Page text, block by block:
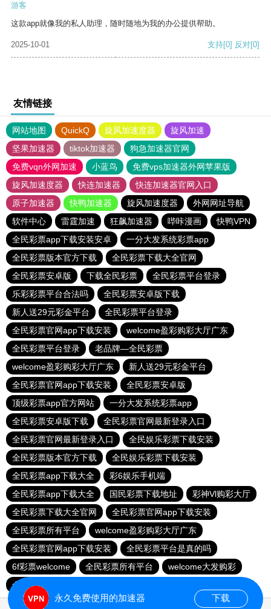
游客
这款app就像我的私人助理，随时随地为我的办公提供帮助。
2025-10-01 支持[0] 反对[0]
友情链接
网站地图 QuickQ 旋风加速度器
旋风加速
坚果加速器
tiktok加速器
狗急加速器官网
免费vqn外网加速
小蓝鸟
免费vps加速器外网苹果版
旋风加速度器
快连加速器
快连加速器官网入口
原子加速器
快鸭加速器 旋风加速度器
外网网址导航
软件中心
雷霆加速 狂飙加速器 哔咔漫画
快鸭VPN
全民彩票app下载安装安卓
一分大发系统彩票app
全民彩票版本官方下载
全民彩票下载大全官网
全民彩票安卓版
下载全民彩票
全民彩票平台登录
乐彩彩票平台合法吗
全民彩票安卓版下载
新人送29元彩金平台
全民彩票平台登录
全民彩票官网app下载安装
welcome盈彩购彩大厅广东
全民彩票平台登录
老品牌—全民彩票
welcome盈彩购彩大厅广东
新人送29元彩金平台
全民彩票官网app下载安装
全民彩票安卓版
顶级彩票app官方网站
一分大发系统彩票app
全民彩票安卓版下载
全民彩票官网最新登录入口
全民彩票官网最新登录入口
全民娱乐彩票下载安装
全民彩票版本官方下载
全民娱乐彩票下载安装
全民彩票app下载大全
彩6娱乐手机端
全民彩票app下载大全
国民彩票下载地址
彩神Vl购彩大厅
全民彩票下载大全官网
全民彩票官网app下载安装
全民彩票所有平台
welcome盈彩购彩大厅广东
全民彩票官网app下载安装
全民彩票平台是真的吗
6f彩票welcome
全民彩票所有平台
welcome大发购彩
全民彩票所有平台
永久免费使用的加速器 下载